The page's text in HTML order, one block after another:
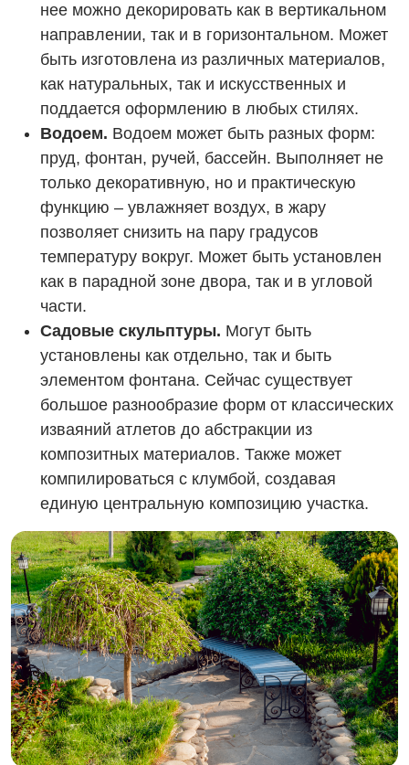
нее можно декорировать как в вертикальном
направлении, так и в горизонтальном. Может
быть изготовлена из различных материалов,
как натуральных, так и искусственных и
поддается оформлению в любых стилях.
Водоем. Водоем может быть разных форм:
пруд, фонтан, ручей, бассейн. Выполняет не
только декоративную, но и практическую
функцию – увлажняет воздух, в жару
позволяет снизить на пару градусов
температуру вокруг. Может быть установлен
как в парадной зоне двора, так и в угловой
части.
Садовые скульптуры. Могут быть
установлены как отдельно, так и быть
элементом фонтана. Сейчас существует
большое разнообразие форм от классических
изваяний атлетов до абстракции из
композитных материалов. Также может
компилироваться с клумбой, создавая
единую центральную композицию участка.